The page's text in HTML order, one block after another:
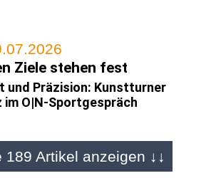
Ziele stehen fest
und Präzision: Kunstturner
im O|N-Sportgespräch
189 Artikel anzeigen ↓↓